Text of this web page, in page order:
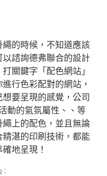
的時候，不知道應該
諮詢德弗聯合的設計
關鍵字「配色網站」
行色彩配對的網站，
要呈現的感覺，公司
動的氣氛屬性、、等
上的配色，並且無論
湛的印刷技術，都能
地呈現！